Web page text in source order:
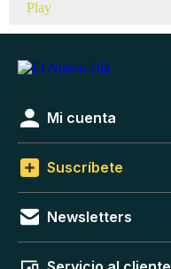
Mi cuenta
Suscríbete
Newsletters